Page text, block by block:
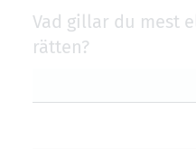
Vad gillar du mest
rätten?